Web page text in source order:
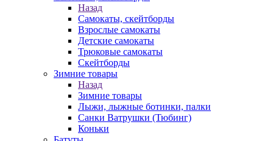
Назад
Самокаты, скейтборды
Взрослые самокаты
Детские самокаты
Трюковые самокаты
Скейтборды
Зимние товары
Назад
Зимние товары
Лыжи, лыжные ботинки, палки
Санки Ватрушки (Тюбинг)
Коньки